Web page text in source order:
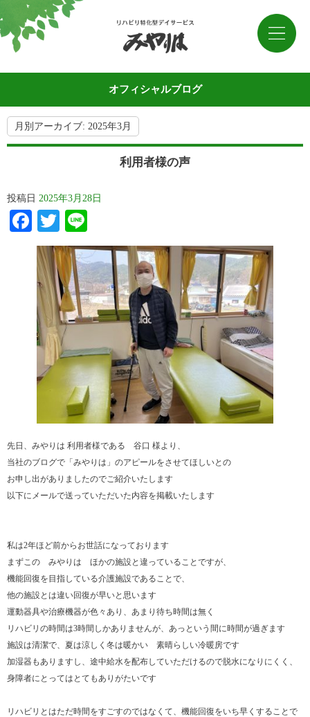
オフィシャルブログ
月別アーカイブ: 2025年3月
利用者様の声
投稿日 2025年3月28日
Facebook
Twitter
先日、みやりは 利用者様である 谷口 様より、
当社のブログで「みやりは」のアピールをさせてほしいとの
お申し出がありましたのでご紹介いたします
以下にメールで送っていただいた内容を掲載いたします
私は2年ほど前からお世話になっております
まずこの みやりは ほかの施設と違っていることですが、
機能回復を目指している介護施設であることで、
他の施設とは違い回復が早いと思います
運動器具や治療機器が色々あり、あまり待ち時間は無く
リハビリの時間は3時間しかありませんが、あっという間に時間が過ぎます
施設は清潔で、夏は涼しく冬は暖かい 素晴らしい冷暖房です
加湿器もありますし、途中給水を配布していただけるので脱水になりにくく、
身障者にとってはとてもありがたいです
リハビリとはただ時間をすごすのではなくて、機能回復をいち早くすることで